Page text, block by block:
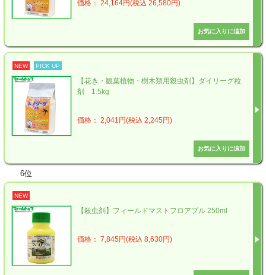
価格： 24,164円(税込 26,580円)
NEW PICK UP
【花き・観葉植物・樹木類用殺虫剤】ダイリーグ粒
剤 1.5kg
価格： 2,041円(税込 2,245円)
6位
NEW
【殺虫剤】フィールドマストフロアブル 250ml
価格： 7,845円(税込 8,630円)